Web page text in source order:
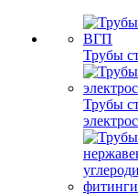
Трубы
Трубы